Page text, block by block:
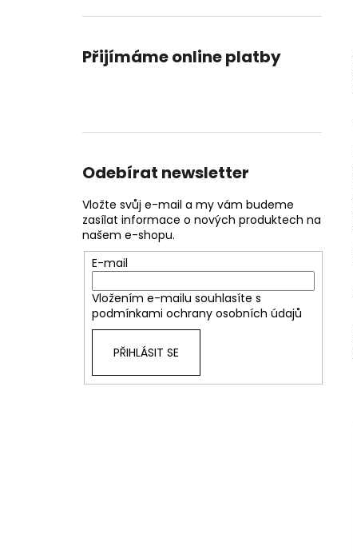
Přijímáme online platby
Odebírat newsletter
Vložte svůj e-mail a my vám budeme
zasílat informace o nových produktech na
našem e-shopu.
E-mail
Vložením e-mailu souhlasíte s
podmínkami ochrany osobních údajů
PŘIHLÁSIT SE